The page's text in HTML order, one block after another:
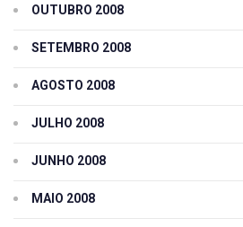
OUTUBRO 2008
SETEMBRO 2008
AGOSTO 2008
JULHO 2008
JUNHO 2008
MAIO 2008